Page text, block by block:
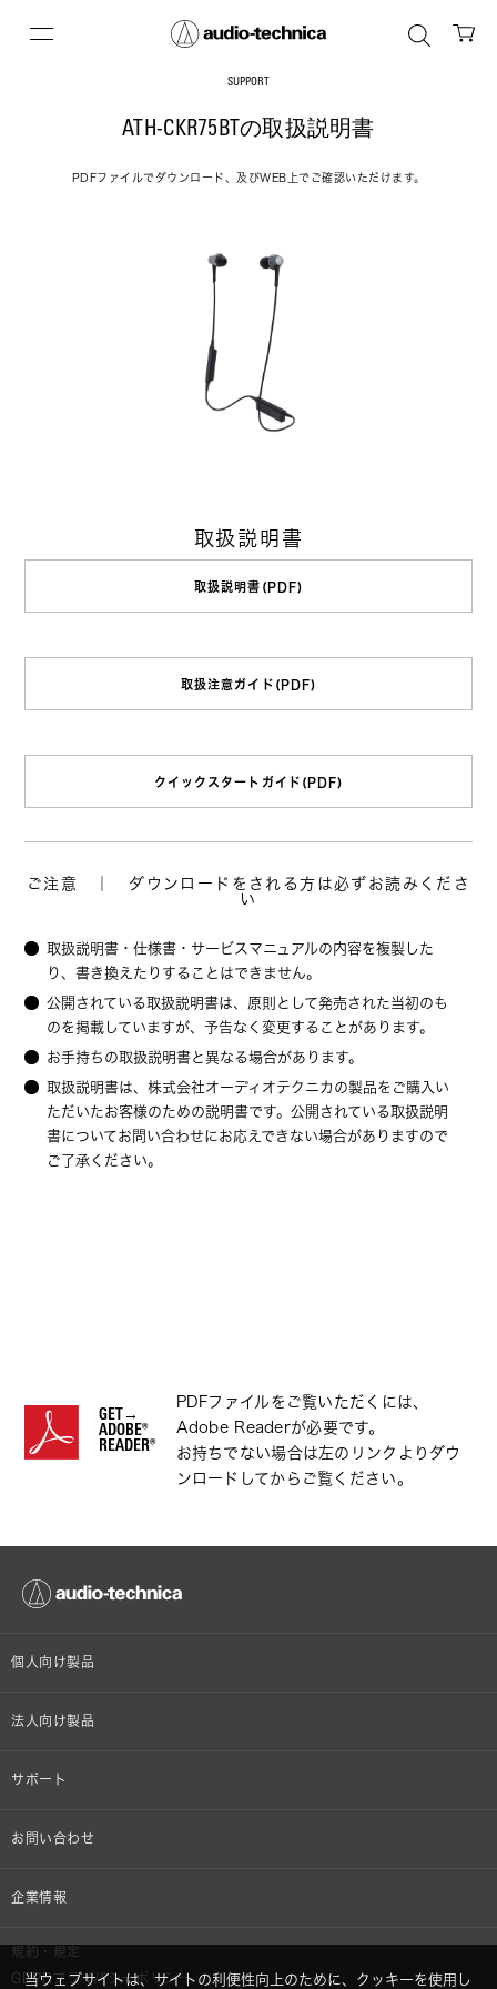
SUPPORT
ATH-CKR75BTの取扱説明書
PDFファイルでダウンロード、及びWEB上でご確認いただけます。
取扱説明書
取扱説明書(PDF)
取扱注意ガイド(PDF)
クイックスタートガイド(PDF)
ご注意 ｜ ダウンロードをされる方は必ずお読みくださ
い
取扱説明書・仕様書・サービスマニュアルの内容を複製した
り、書き換えたりすることはできません。
公開されている取扱説明書は、原則として発売された当初のも
のを掲載していますが、予告なく変更することがあります。
お手持ちの取扱説明書と異なる場合があります。
取扱説明書は、株式会社オーディオテクニカの製品をご購入い
ただいたお客様のための説明書です。公開されている取扱説明
書についてお問い合わせにお応えできない場合がありますので
ご了承ください。
GET→
ADOBE®
READER®
PDFファイルをご覧いただくには、
Adobe Readerが必要です。
お持ちでない場合は左のリンクよりダウ
ンロードしてからご覧ください。
個人向け製品
オンラインストア限定
法人向け製品
設備音響機器
半導体レーザー応用製品
サポート
個人向け製品サポート
お問い合わせ
その他、メディア 取材関連等のお問い合わせ
企業情報
株式会社オーディオテクニカ
規約・規定
GDPRプライバシーポリシー
当ウェブサイトは、サイトの利便性向上のために、クッキーを使用し